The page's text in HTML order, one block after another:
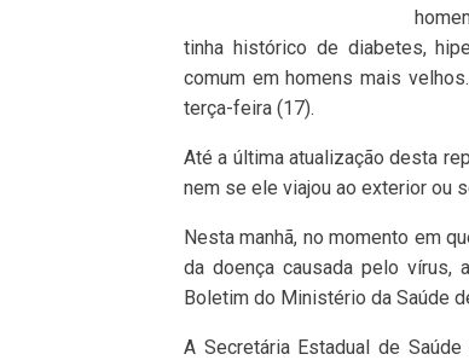
tinha histórico de diabetes,
comum em homens mais
terça-feira (17).
Até a última atualização desta
nem se ele viajou ao exterior ou
Nesta manhã, no momento em
da doença causada pelo vírus,
Boletim do Ministério da Saúde
A Secretária Estadual de